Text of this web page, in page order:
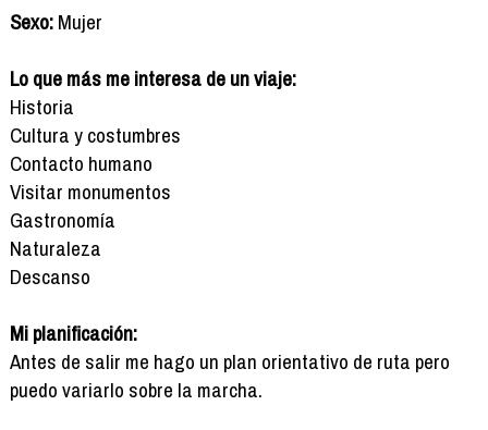
Sexo:Mujer
Lo que más me interesa de un viaje:
Historia
Cultura y costumbres
Contacto humano
Visitar monumentos
Gastronomía
Naturaleza
Descanso
Mi planificación:
Antes de salir me hago un plan orientativo de ruta pero
puedo variarlo sobre la marcha.